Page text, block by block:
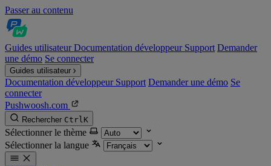
Passer au contenu
Guides utilisateurDocumentation développeur Support Demander
une démo Se connecter
Guides utilisateur
Documentation développeur Support Demander une démo Se
connecter
Pushwoosh.com
Rechercher CtrlK
Sélectionner le thème
Sélectionner la langue